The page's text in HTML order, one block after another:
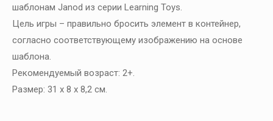
шаблонам Janod из серии Learning Toys.
Цель игры – правильно бросить элемент в контейнер,
согласно соответствующему изображению на основе
шаблона.
Рекомендуемый возраст: 2+.
Размер: 31 х 8 х 8,2 см.